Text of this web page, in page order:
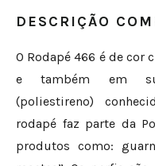
DESCRIÇÃO
O Rodapé 466 é de cor
e também em
(poliestireno)
rodapé faz parte da
produtos como: